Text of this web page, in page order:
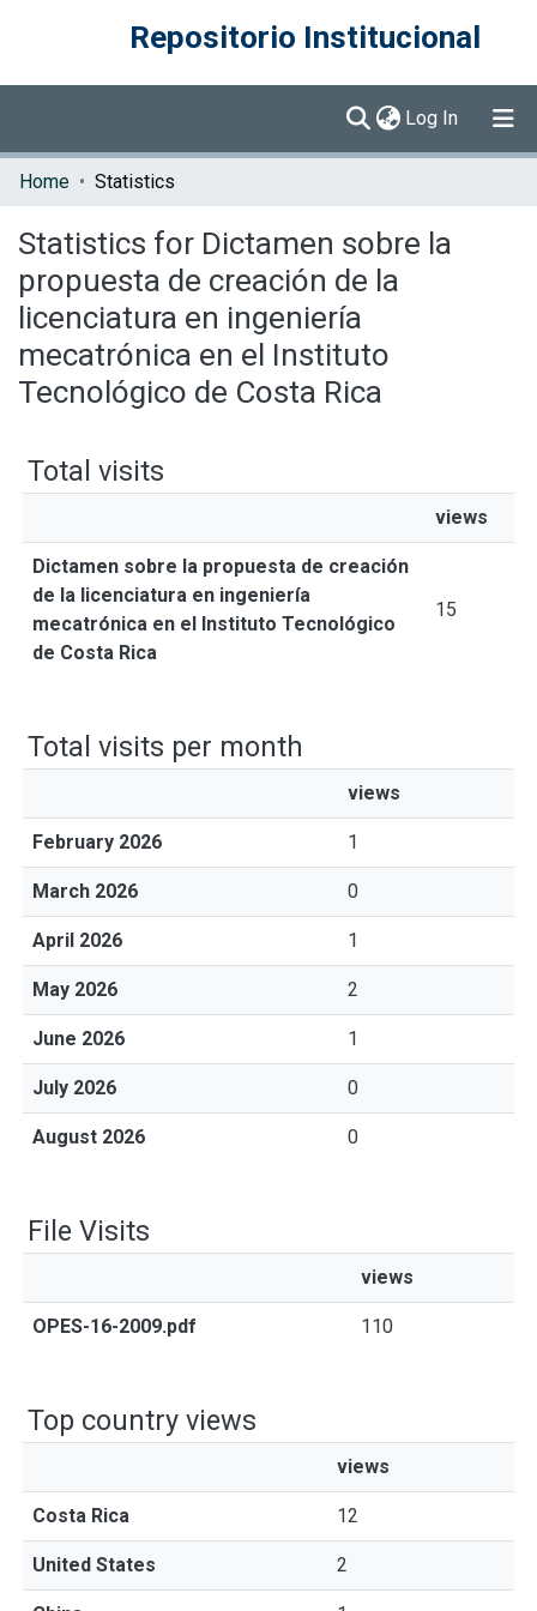
Repositorio Institucional
Log In (current)
Communities & Collections
Home Statistics
Statistics for Dictamen sobre la
propuesta de creación de la
licenciatura en ingeniería
mecatrónica en el Instituto
Tecnológico de Costa Rica
Total visits
views
Dictamen sobre la propuesta de creación
de la licenciatura en ingeniería
mecatrónica en el Instituto Tecnológico
de Costa Rica
15
Total visits per month
views
February 2026 1
March 2026 0
April 2026 1
May 2026 2
June 2026 1
July 2026 0
August 2026 0
File Visits
views
OPES-16-2009.pdf 110
Top country views
views
Costa Rica 12
United States 2